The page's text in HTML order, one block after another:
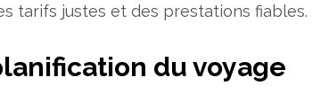
tarifs justes et des prestations fiables.
du voyage